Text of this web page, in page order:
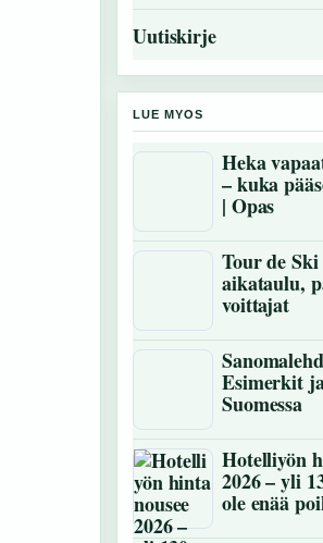
Uutiskirje
LUE MYOS
Heka
– kuka
| Opas
Tour de Ski
aikataulu,
voittajat
Esimerkit
Suomessa
Hotelliyön
2026 – yli
ole enää